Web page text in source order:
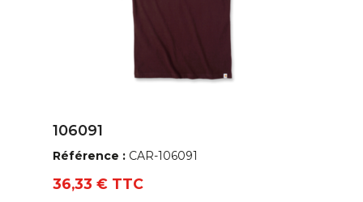
106091
Référence : CAR-106091
36,33 € TTC